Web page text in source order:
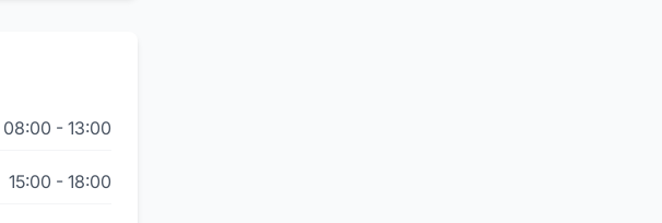
08:00 - 13:00
15:00 - 18:00